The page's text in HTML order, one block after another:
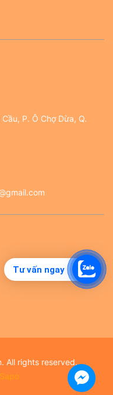
Tư vấn ngay
P. Ô Chợ Dừa, Q.
All rights reserved.
Sapo